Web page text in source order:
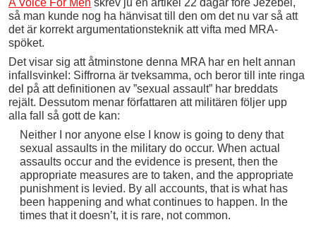
så man kunde nog ha hänvisat till den om det nu var så att
det är korrekt argumentationsteknik att vifta med MRA-
spöket.
Det visar sig att åtminstone denna MRA har en helt annan
infallsvinkel: Siffrorna är tveksamma, och beror till inte ringa
del på att definitionen av ”sexual assault” har breddats
rejält. Dessutom menar författaren att militären följer upp
alla fall så gott de kan:
Neither I nor anyone else I know is going to deny that
sexual assaults in the military do occur. When actual
assaults occur and the evidence is present, then the
appropriate measures are to taken, and the appropriate
punishment is levied. By all accounts, that is what has
been happening and what continues to happen. In the
times that it doesn’t, it is rare, not common.